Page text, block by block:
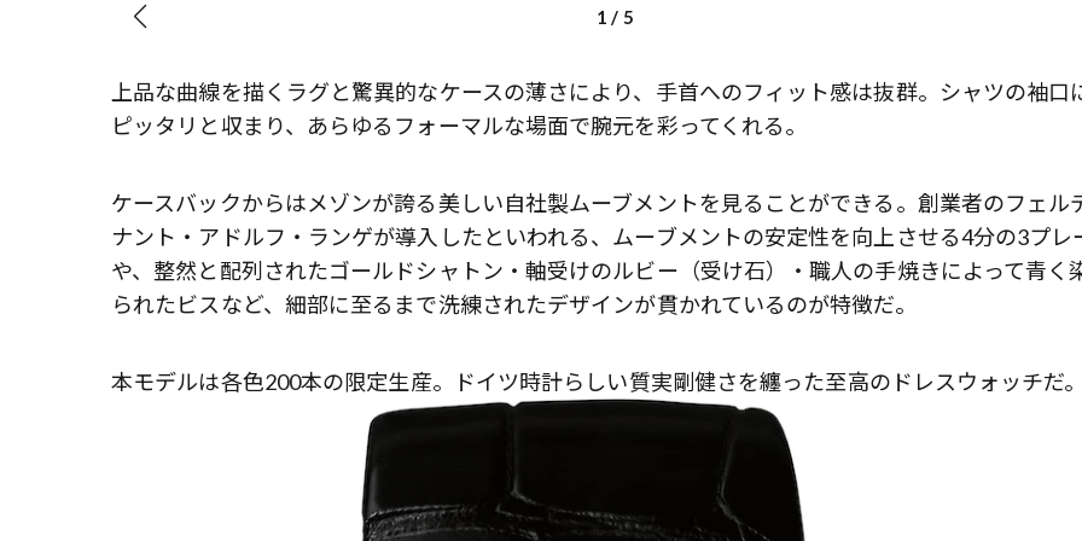
1 / 5
上品な曲線を描くラグと驚異的なケースの薄さにより、手首へのフィット感は抜群。シャツの袖口
ピッタリと収まり、あらゆるフォーマルな場面で腕元を彩ってくれる。
ケースバックからはメゾンが誇る美しい自社製ムーブメントを見ることができる。創業者のフェル
ナント・アドルフ・ランゲが導入したといわれる、ムーブメントの安定性を向上させる4分の3プレ
や、整然と配列されたゴールドシャトン・軸受けのルビー（受け石）・職人の手焼きによって青く
られたビスなど、細部に至るまで洗練されたデザインが貫かれているのが特徴だ。
本モデルは各色200本の限定生産。ドイツ時計らしい質実剛健さを纏った至高のドレスウォッチだ。